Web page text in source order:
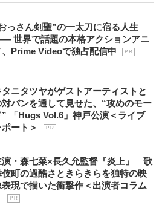
っさん剣聖”の一太刀に宿る人生
世界で話題の本格アクションアニ
、Prime Videoで独占配信中
P R
タニタツヤがゲストアーティストと
対バンを通して見せた、“攻めのモー
” 「Hugs Vol.6」神戸公演＜ライブ
ポート＞
P R
演・森七菜×長久允監督『炎上』 歌
伎町の過酷さときらきらを独特の映
表現で描いた衝撃作＜出演者コラム
P R